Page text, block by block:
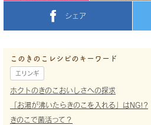
シェア
このきのこレシピのキーワード
エリンギ
ホクトのきのこおいしさへの探求
「お湯が沸いたらきのこを入れる」はNG!?
きのこで菌活って？